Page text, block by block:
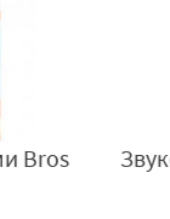
Не покривайте
Не докосвайте
Да не се
Използвайте
При попадане
При попадане
Не